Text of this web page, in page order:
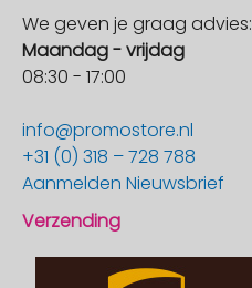
We geven je graag advies:
Maandag - vrijdag
08:30 - 17:00
info@promostore.nl
+31 (0) 318 – 728 788
Aanmelden Nieuwsbrief
Verzending